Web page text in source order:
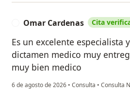
Omar Cardenas Cita
Es un excelente especialista
dictamen medico muy
muy bien medico
6 de agosto de 2026 • Consulta • Consulta